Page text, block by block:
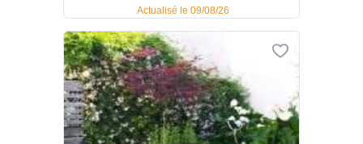
Actualisé le 09/08/26